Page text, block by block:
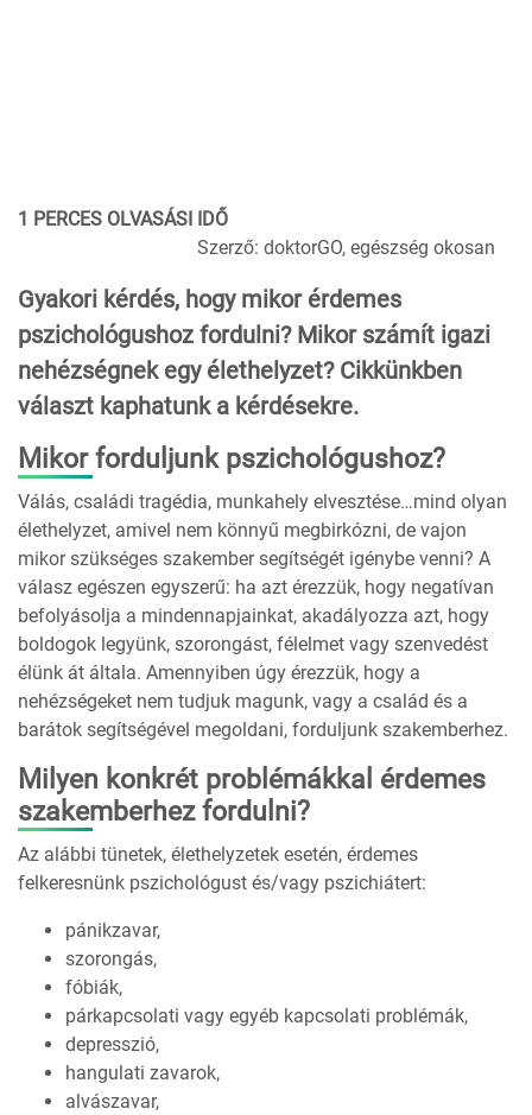
1 PERCES OLVASÁSI IDŐ
Szerző: doktorGO, egészség okosan
Gyakori kérdés, hogy mikor érdemes
pszichológushoz fordulni? Mikor számít igazi
nehézségnek egy élethelyzet? Cikkünkben
választ kaphatunk a kérdésekre.
Mikor forduljunk pszichológushoz?
Válás, családi tragédia, munkahely elvesztése…mind olyan
élethelyzet, amivel nem könnyű megbirkózni, de vajon
mikor szükséges szakember segítségét igénybe venni? A
válasz egészen egyszerű: ha azt érezzük, hogy negatívan
befolyásolja a mindennapjainkat, akadályozza azt, hogy
boldogok legyünk, szorongást, félelmet vagy szenvedést
élünk át általa. Amennyiben úgy érezzük, hogy a
nehézségeket nem tudjuk magunk, vagy a család és a
barátok segítségével megoldani, forduljunk szakemberhez.
Milyen konkrét problémákkal érdemes
szakemberhez fordulni?
Az alábbi tünetek, élethelyzetek esetén, érdemes
felkeresnünk pszichológust és/vagy pszichiátert:
pánikzavar,
szorongás,
fóbiák,
párkapcsolati vagy egyéb kapcsolati problémák,
depresszió,
hangulati zavarok,
alvászavar,